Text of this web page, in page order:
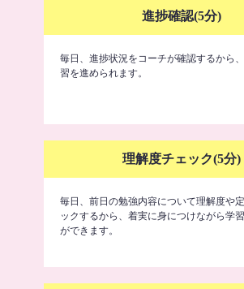
進捗確認(5分)
毎日、進捗状況をコーチが確認するから
習を進められます。
理解度チェック(5分)
毎日、前日の勉強内容について理解度や
ックするから、着実に身につけながら学
ができます。